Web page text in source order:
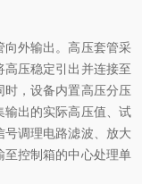
外输出。高压套管采
高压稳定引出并连接至
，设备内置高压分压
出的实际高压值、试
调理电路滤波、放大
至控制箱的中心处理单